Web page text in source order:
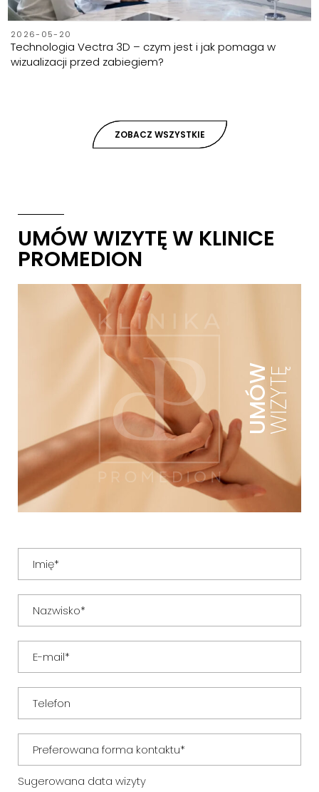
2026-05-20
Technologia Vectra 3D – czym jest i jak pomaga w
wizualizacji przed zabiegiem?
ZOBACZ WSZYSTKIE
UMÓW WIZYTĘ W KLINICE
PROMEDION
Sugerowana data wizyty
UMÓWWIZYTĘ